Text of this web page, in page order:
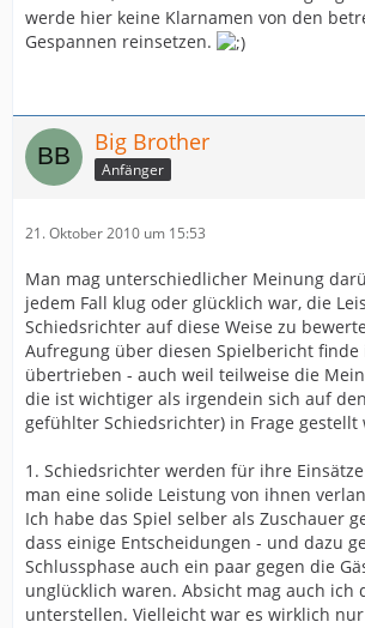
werde hier keine Klarnamen von den
Gespannen reinsetzen.
Big Brother
Anfänger
21. Oktober 2010 um 15:53
Man mag unterschiedlicher Meinung
jedem Fall klug oder glücklich war, die
Schiedsrichter auf diese Weise zu
Aufregung über diesen Spielbericht finde
übertrieben - auch weil teilweise die
die ist wichtiger als irgendein sich auf
gefühlter Schiedsrichter) in Frage gestellt
1. Schiedsrichter werden für ihre
man eine solide Leistung von ihnen
Ich habe das Spiel selber als Zuschauer
dass einige Entscheidungen - und dazu
Schlussphase auch ein paar gegen die
unglücklich waren. Absicht mag auch ich
unterstellen. Vielleicht war es wirklich